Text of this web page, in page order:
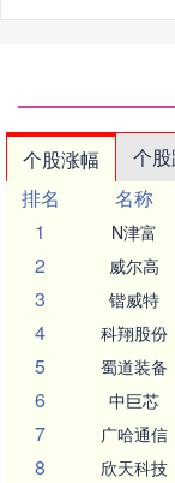
个股涨幅 个
排名
名称
1
N津富
2 威尔高
3 锴威特
4 科翔股份
5 蜀道装备
6 中巨芯
7 广哈通信
8 欣天科技